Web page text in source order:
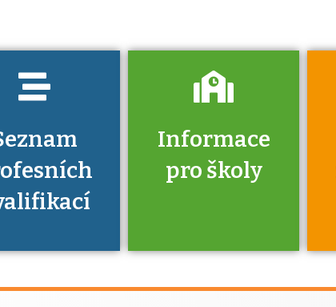
Informace
pro školy
Víte, že jako škola